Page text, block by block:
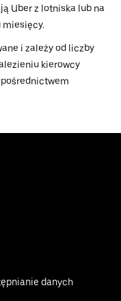
Uber z lotniska lub na
miesięcy.
i zależy od liczby
kierowcy
danych